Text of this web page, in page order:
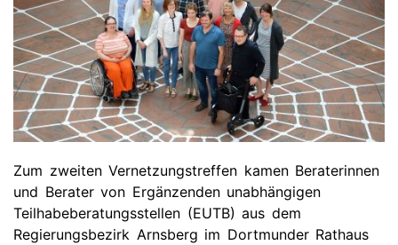
Zum zweiten Vernetzungstreffen kamen Beraterinnen
und Berater von Ergänzenden unabhängigen
Teilhabeberatungsstellen (EUTB) aus dem
Regierungsbezirk Arnsberg im Dortmunder Rathaus